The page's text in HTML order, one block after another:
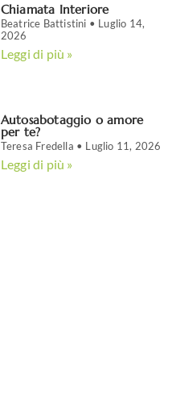
Chiamata Interiore
Beatrice Battistini
Luglio 14,
2026
Leggi di più »
Autosabotaggio o amore
per te?
Teresa Fredella Luglio 11, 2026
Leggi di più »